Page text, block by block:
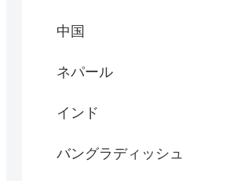
中国
ネパール
インド
バングラディッシュ